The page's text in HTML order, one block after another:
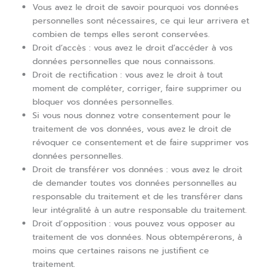
Vous avez le droit de savoir pourquoi vos données
personnelles sont nécessaires, ce qui leur arrivera et
combien de temps elles seront conservées.
Droit d’accès : vous avez le droit d’accéder à vos
données personnelles que nous connaissons.
Droit de rectification : vous avez le droit à tout
moment de compléter, corriger, faire supprimer ou
bloquer vos données personnelles.
Si vous nous donnez votre consentement pour le
traitement de vos données, vous avez le droit de
révoquer ce consentement et de faire supprimer vos
données personnelles.
Droit de transférer vos données : vous avez le droit
de demander toutes vos données personnelles au
responsable du traitement et de les transférer dans
leur intégralité à un autre responsable du traitement.
Droit d’opposition : vous pouvez vous opposer au
traitement de vos données. Nous obtempérerons, à
moins que certaines raisons ne justifient ce
traitement.